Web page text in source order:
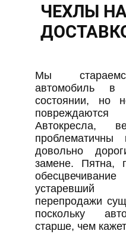
ЧЕХЛЫ
Мы
автомобиль в
состоянии, но
Автокресла,
довольно
замене. Пятна,
устаревший
перепродажи
поскольку
старше, чем